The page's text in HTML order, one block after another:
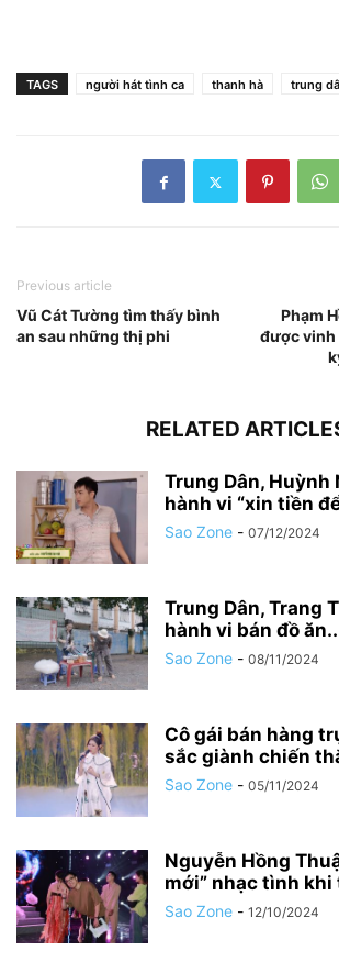
TAGS người hát tình ca thanh hà trung
Previous article
Vũ Cát Tường tìm thấy bình
an sau những thị phi
Phạm
được vinh
RELATED
Trung Dân, Huỳnh
hành vi “xin tiền
Sao Zone - 07/12/2024
Trung Dân, Trang
hành vi bán đồ
Sao Zone - 08/11/2024
Cô gái bán hàng
sắc giành chiến
Sao Zone - 05/11/2024
Nguyễn Hồng
mới” nhạc tình khi
Sao Zone - 12/10/2024